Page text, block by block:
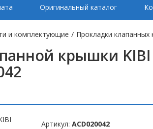
Оригинальный каталог
и комплектующие / Прокладки клапанных
крышки KIBI
Артикул: ACD020042